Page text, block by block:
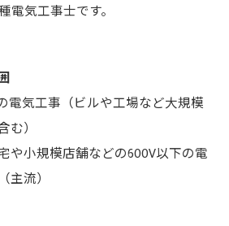
電気工事士です。
電気工事（ビルや工場など大規模
む）
や小規模店舗などの600V以下の電
主流）